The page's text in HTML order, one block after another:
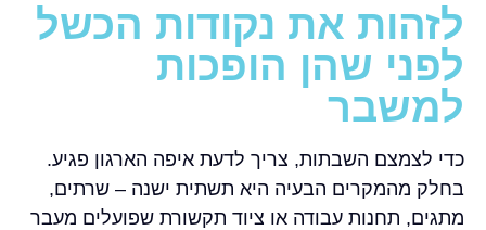
לזהות את נקודות הכשל
לפני שהן הופכות
למשבר
כדי לצמצם השבתות, צריך לדעת איפה הארגון פגיע.
בחלק מהמקרים הבעיה היא תשתית ישנה – שרתים,
מתגים, תחנות עבודה או ציוד תקשורת שפועלים מעבר